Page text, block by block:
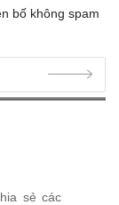
bố không spam
sẻ các